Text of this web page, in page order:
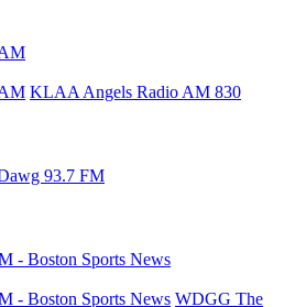
KLAA Angels Radio AM 830
93.7 FM
- Boston Sports News
- Boston Sports News WDGG The